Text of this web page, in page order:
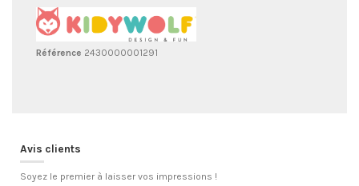
Référence 2430000001291
Avis clients
Soyez le premier à laisser vos impressions !